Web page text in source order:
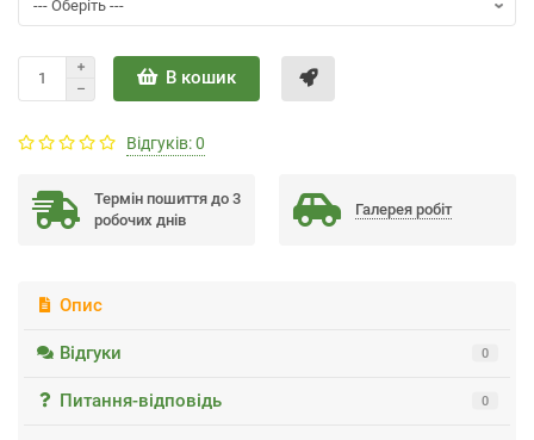
В кошик
Відгуків: 0
Термін пошиття до 3
робочих днів
Галерея робiт
Опис
Відгуки 0
Питання-відповідь 0